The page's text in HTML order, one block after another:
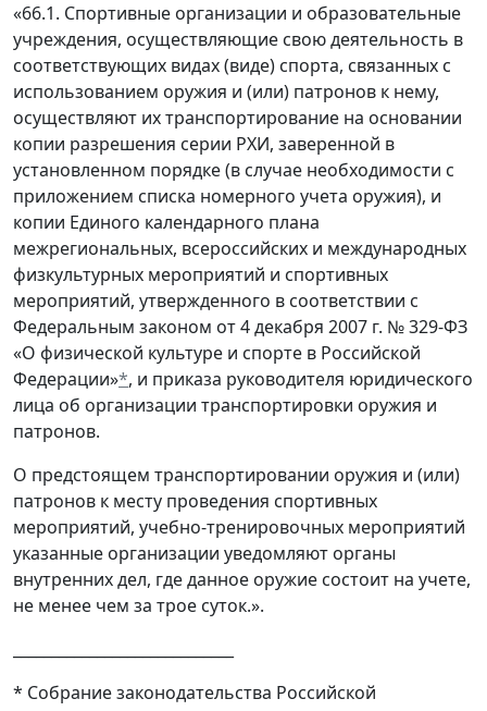
«66.1. Спортивные организации и образовательные
учреждения, осуществляющие свою деятельность в
соответствующих видах (виде) спорта, связанных с
использованием оружия и (или) патронов к нему,
осуществляют их транспортирование на основании
копии разрешения серии РХИ, заверенной в
установленном порядке (в случае необходимости с
приложением списка номерного учета оружия), и
копии Единого календарного плана
межрегиональных, всероссийских и международных
физкультурных мероприятий и спортивных
мероприятий, утвержденного в соответствии с
Федеральным законом от 4 декабря 2007 г. № 329-ФЗ
«О физической культуре и спорте в Российской
Федерации»*, и приказа руководителя юридического
лица об организации транспортировки оружия и
патронов.
О предстоящем транспортировании оружия и (или)
патронов к месту проведения спортивных
мероприятий, учебно-тренировочных мероприятий
указанные организации уведомляют органы
внутренних дел, где данное оружие состоит на учете,
не менее чем за трое суток.».
* Собрание законодательства Российской